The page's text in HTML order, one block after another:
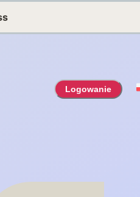
Logowanie